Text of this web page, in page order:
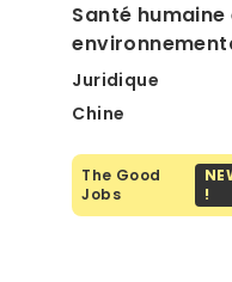
Santé humaine
Juridique
Chine
The Good
Jobs
!